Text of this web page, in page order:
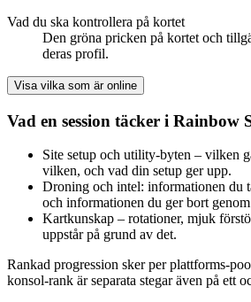
Vad du ska kontrollera på kortet
Den gröna pricken på kortet och
deras profil.
Visa vilka som är online
Vad en session täcker i Rainbow
Site setup och utility-byten – vilken
vilken, och vad din setup ger upp.
Droning och intel: informationen du
och informationen du ger bort genom
Kartkunskap – rotationer, mjuk
uppstår på grund av det.
Rankad progression sker per plattforms-
konsol-rank är separata stegar även på ett